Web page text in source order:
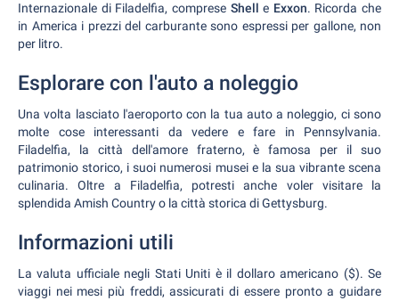
Internazionale di Filadelfia, comprese Shell e Exxon. Ricorda che
in America i prezzi del carburante sono espressi per gallone, non
per litro.
Esplorare con l'auto a noleggio
Una volta lasciato l'aeroporto con la tua auto a noleggio, ci sono
molte cose interessanti da vedere e fare in Pennsylvania.
Filadelfia, la città dell'amore fraterno, è famosa per il suo
patrimonio storico, i suoi numerosi musei e la sua vibrante scena
culinaria. Oltre a Filadelfia, potresti anche voler visitare la
splendida Amish Country o la città storica di Gettysburg.
Informazioni utili
La valuta ufficiale negli Stati Uniti è il dollaro americano ($). Se
viaggi nei mesi più freddi, assicurati di essere pronto a guidare